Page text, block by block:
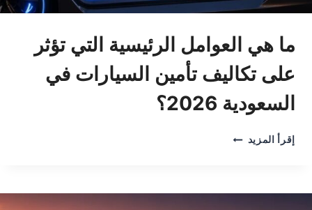
ما هي العوامل الرئيسية التي تؤثر
على تكاليف تأمين السيارات في
السعودية 2026؟
إقرأ المزيد ما
التي